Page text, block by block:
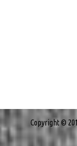
Copyright ©